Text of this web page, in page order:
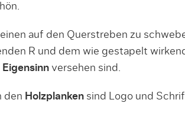
auf den Querstreben zu
R und dem wie gestapelt
Eigensinnversehen sind.
den Holzplankensind Logo und